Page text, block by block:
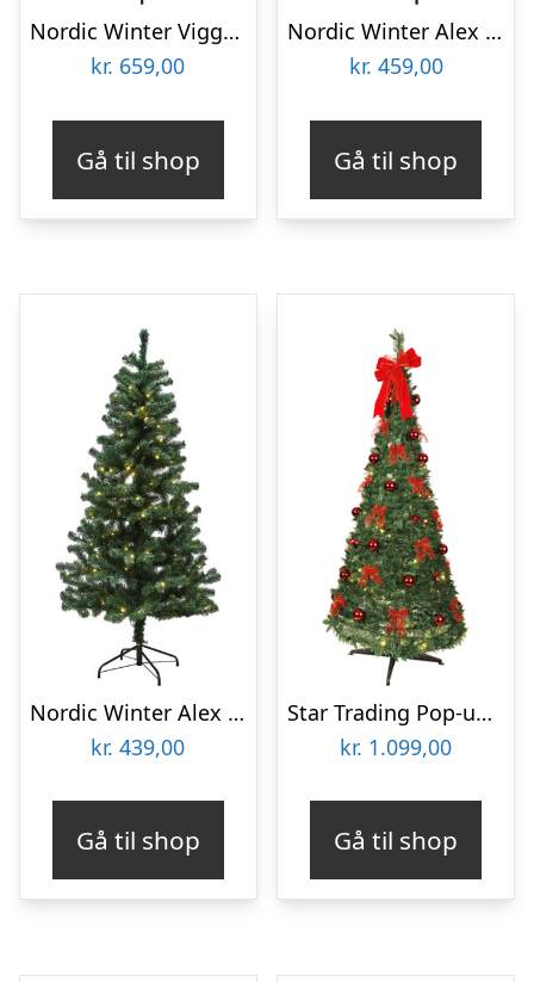
Nordic Winter Vigga kunstigt juletræ med lys, 170 x 116 cm
kr. 659,00
Gå til shop
Nordic Winter Alex kunstigt juletræ med lys, 170 x 90 cm
kr. 459,00
Gå til shop
Nordic Winter Alex kunstigt juletræ med lys, 140 x 74 cm
kr. 439,00
Gå til shop
Star Trading Pop-up kunstigt juletræ med lys & sløjfer
kr. 1.099,00
Gå til shop